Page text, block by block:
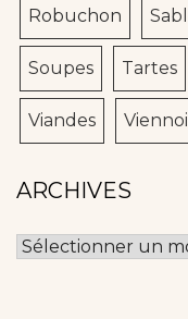
Robuchon
Soupes Tartes
Viandes
ARCHIVES
Archives